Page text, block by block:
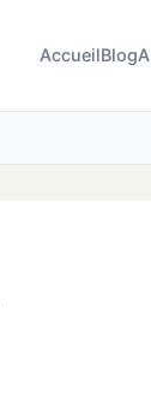
AccueilBlog